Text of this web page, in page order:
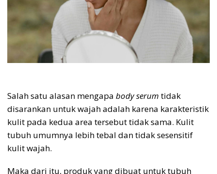
Salah satu alasan mengapa body serum tidak
disarankan untuk wajah adalah karena karakteristik
kulit pada kedua area tersebut tidak sama. Kulit
tubuh umumnya lebih tebal dan tidak sesensitif
kulit wajah.
Maka dari itu, produk yang dibuat untuk tubuh